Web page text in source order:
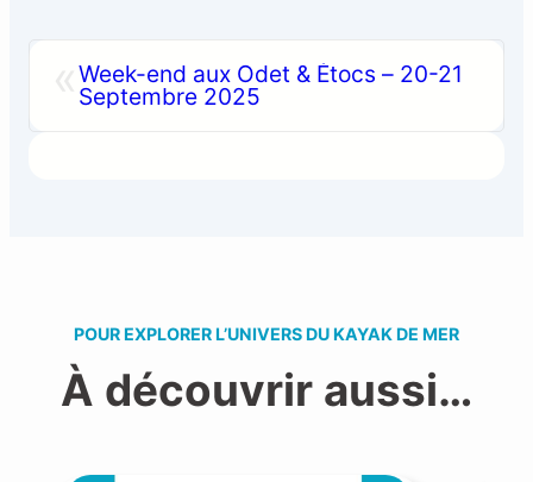
Week-end aux Odet & Étocs – 20-21
Septembre 2025
POUR EXPLORER L’UNIVERS DU KAYAK DE MER
À découvrir aussi…